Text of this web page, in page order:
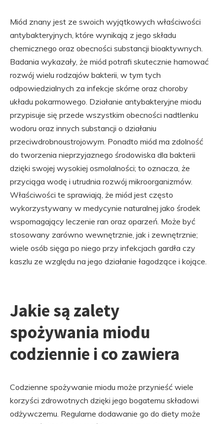
Miód znany jest ze swoich wyjątkowych właściwości
antybakteryjnych, które wynikają z jego składu
chemicznego oraz obecności substancji bioaktywnych.
Badania wykazały, że miód potrafi skutecznie hamować
rozwój wielu rodzajów bakterii, w tym tych
odpowiedzialnych za infekcje skórne oraz choroby
układu pokarmowego. Działanie antybakteryjne miodu
przypisuje się przede wszystkim obecności nadtlenku
wodoru oraz innych substancji o działaniu
przeciwdrobnoustrojowym. Ponadto miód ma zdolność
do tworzenia nieprzyjaznego środowiska dla bakterii
dzięki swojej wysokiej osmolalności; to oznacza, że
przyciąga wodę i utrudnia rozwój mikroorganizmów.
Właściwości te sprawiają, że miód jest często
wykorzystywany w medycynie naturalnej jako środek
wspomagający leczenie ran oraz oparzeń. Może być
stosowany zarówno wewnętrznie, jak i zewnętrznie;
wiele osób sięga po niego przy infekcjach gardła czy
kaszlu ze względu na jego działanie łagodzące i kojące.
Jakie są zalety
spożywania miodu
codziennie i co zawiera
Codzienne spożywanie miodu może przynieść wiele
korzyści zdrowotnych dzięki jego bogatemu składowi
odżywczemu. Regularne dodawanie go do diety może